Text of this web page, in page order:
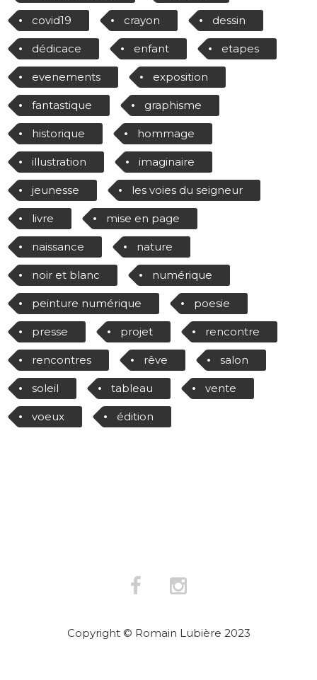
covid19 crayon dessin
dédicace enfant etapes
evenements exposition
fantastique graphisme
historique hommage
illustration imaginaire
jeunesse les voies du seigneur
livre mise en page
naissance nature
noir et blanc numérique
peinture numérique poesie
presse projet rencontre
rencontres rêve salon
soleil tableau vente
voeux édition
Copyright © Romain Lubière 2023